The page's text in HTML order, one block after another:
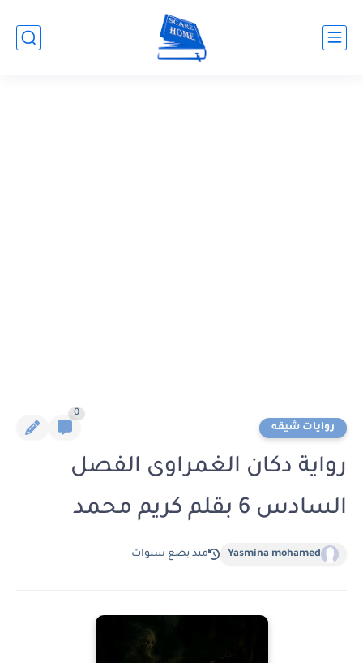
روايات شيقه
0
رواية دكان الغمراوى الفصل
السادس 6 بقلم كريم محمد
Yasmina mohamed منذ بضع سنوات